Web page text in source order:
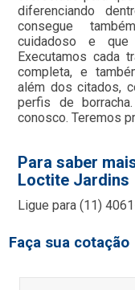
diferenciando
consegue
cuidadoso e
Executamos cada
completa, e
além dos citados,
perfis de
conosco. Teremos
Para saber
Loctite Jardins
Ligue para(11)
Faça sua cotação